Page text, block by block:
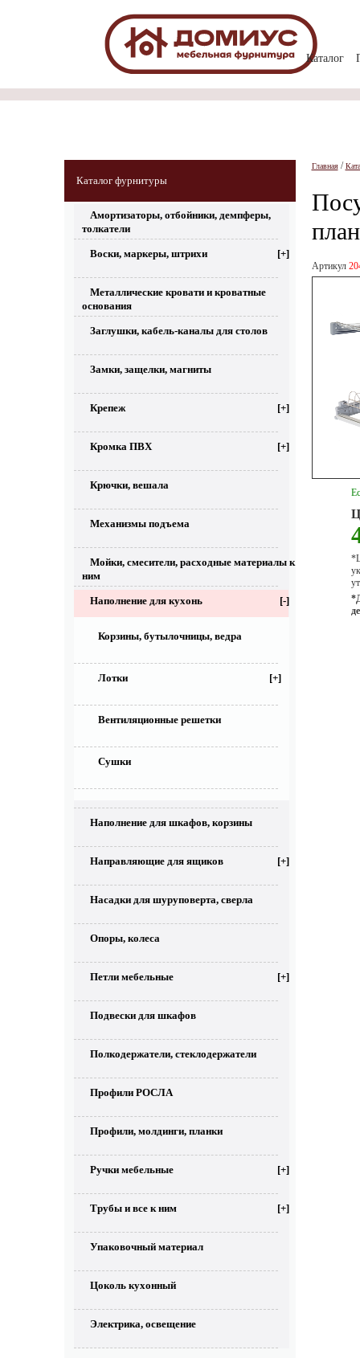
Каталог
Каталог фурнитуры
Амортизаторы, отбойники, демпферы,
толкатели
Воски, маркеры, штрихи [+]
Металлические кровати и кроватные
основания
Заглушки, кабель-каналы для столов
Замки, защелки, магниты
Крепеж [+]
Кромка ПВХ [+]
Крючки, вешала
Механизмы подъема
Мойки, смесители, расходные материалы к
ним
Наполнение для кухонь [-]
Корзины, бутылочницы, ведра
Лотки [+]
Вентиляционные решетки
Сушки
Наполнение для шкафов, корзины
Направляющие для ящиков [+]
Насадки для шуруповерта, сверла
Опоры, колеса
Петли мебельные [+]
Подвески для шкафов
Полкодержатели, стеклодержатели
Профили РОСЛА
Профили, молдинги, планки
Ручки мебельные [+]
Трубы и все к ним [+]
Упаковочный материал
Цоколь кухонный
Электрика, освещение
Главная/
Артикул